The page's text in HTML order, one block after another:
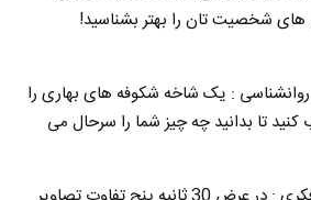
های شخصیت تان را بهتر بشناسید!
: یک شاخه شکوفه های بهاری را
کنید تا بدانید چه چیز شما را سرحال می‌